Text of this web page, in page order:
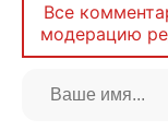
Все
модерацию